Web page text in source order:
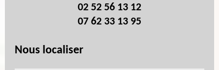
02 52 56 13 12
07 62 33 13 95
Nous localiser